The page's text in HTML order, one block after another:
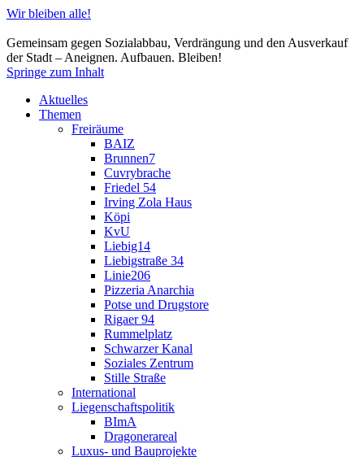
Wir bleiben alle!
Gemeinsam gegen Sozialabbau, Verdrängung und den Ausverkauf
der Stadt – Aneignen. Aufbauen. Bleiben!
Springe zum Inhalt
Aktuelles
Themen
Freiräume
BAIZ
Brunnen7
Cuvrybrache
Friedel 54
Irving Zola Haus
Köpi
KvU
Liebig14
Liebigstraße 34
Linie206
Pizzeria Anarchia
Potse und Drugstore
Rigaer 94
Rummelplatz
Schwarzer Kanal
Soziales Zentrum
Stille Straße
International
Liegenschaftspolitik
BImA
Dragonerareal
Luxus- und Bauprojekte